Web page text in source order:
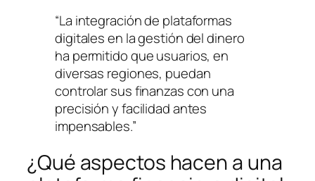
“La integración de plataformas
digitales en la gestión del dinero
ha permitido que usuarios, en
diversas regiones, puedan
controlar sus finanzas con una
precisión y facilidad antes
impensables.”
¿Qué aspectos hacen a una